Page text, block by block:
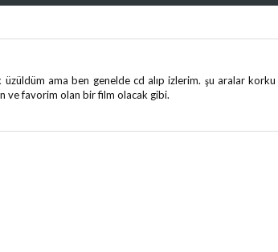
ama ben genelde cd alıp izlerim. şu aralar
ve favorim olan bir film olacak gibi.